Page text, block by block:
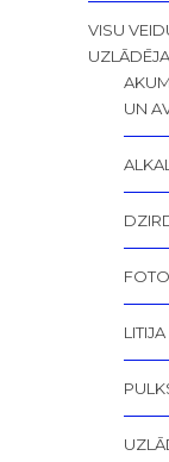
VISU
UN